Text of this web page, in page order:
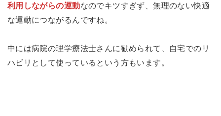
利用しながらの運動なのでキツすぎず、無理のない快適
な運動につながるんですね。
中には病院の理学療法士さんに勧められて、自宅でのリ
ハビリとして使っているという方もいます。